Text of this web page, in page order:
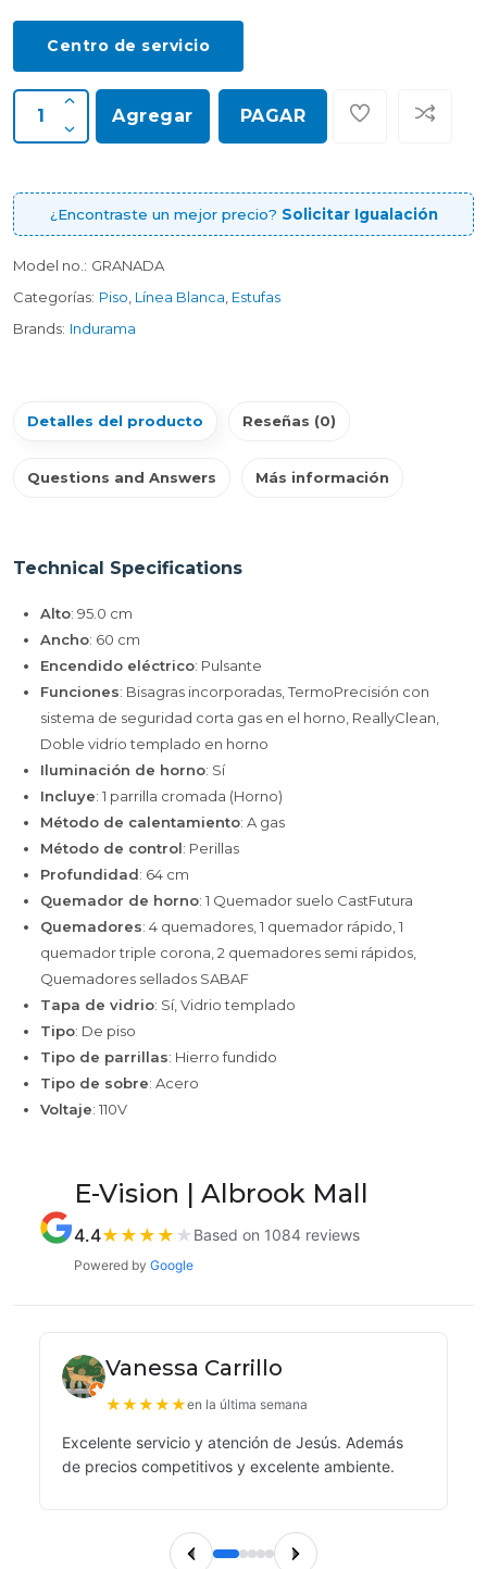
Centro de servicio
Agregar PAGAR
¿Encontraste un mejor precio? Solicitar Igualación
Model no.: GRANADA
Categorías: Piso Línea Blanca Estufas
Brands: Indurama
Detalles del producto Reseñas (0)
Questions and Answers Más información
Technical Specifications
Alto: 95.0 cm
Ancho: 60 cm
Encendido eléctrico: Pulsante
Funciones: Bisagras incorporadas, TermoPrecisión con
sistema de seguridad corta gas en el horno, ReallyClean,
Doble vidrio templado en horno
Iluminación de horno: Sí
Incluye: 1 parrilla cromada (Horno)
Método de calentamiento: A gas
Método de control: Perillas
Profundidad: 64 cm
Quemador de horno: 1 Quemador suelo CastFutura
Quemadores: 4 quemadores, 1 quemador rápido, 1
quemador triple corona, 2 quemadores semi rápidos,
Quemadores sellados SABAF
Tapa de vidrio: Sí, Vidrio templado
Tipo: De piso
Tipo de parrillas: Hierro fundido
Tipo de sobre: Acero
Voltaje: 110V
E-Vision | Albrook Mall
4.4★ ★ ★ ★ ★ Based on 1084 reviews
Powered by Google
Vanessa Carrillo
★★★★★en la última semana
Excelente servicio y atención de Jesús. Además
de precios competitivos y excelente ambiente.